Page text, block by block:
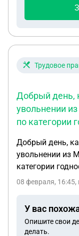
когда буду
я хочу на сво и
Трудовое
Добрый день,
увольнении
по категории
Добрый день,
увольнении из
категории
08 февраля, 16:45,
У вас
Опишите свои
делать.